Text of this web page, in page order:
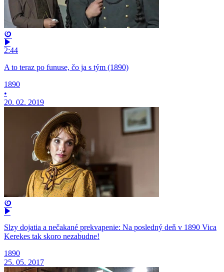
2:44
A to teraz po funuse, čo ja s tým (1890)
1890
•
20. 02. 2019
Slzy dojatia a nečakané prekvapenie: Na posledný deň v 1890 Vica
Kerekes tak skoro nezabudne!
1890
25. 05. 2017